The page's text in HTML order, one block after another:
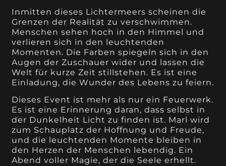
Inmitten dieses Lichtermeers scheinen die
Grenzen der Realität zu verschwimmen.
Menschen sehen hoch in den Himmel und
verlieren sich in den leuchtenden
Momenten. Die Farben spiegeln sich in den
Augen der Zuschauer wider und lassen die
Welt für kurze Zeit stillstehen. Es ist eine
Einladung, die Wunder des Lebens zu feiern.
Dieses Event ist mehr als nur ein Feuerwerk.
Es ist eine Erinnerung daran, dass selbst in
der Dunkelheit Licht zu finden ist. Marl wird
zum Schauplatz der Hoffnung und Freude,
und die leuchtenden Momente bleiben in
den Herzen der Menschen lebendig. Ein
Abend voller Magie, der die Seele erhellt.